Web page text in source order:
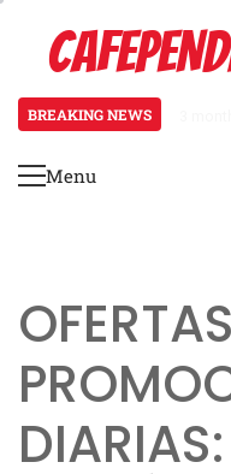
content
BREAKING NEWS
Primary
Menu
OFERTAS
DIARIAS: